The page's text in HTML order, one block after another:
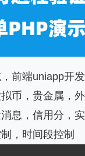
前端uniapp开
币，贵金属，
息，信用分，
，时间段控制